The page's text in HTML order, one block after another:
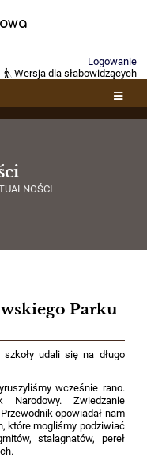
Logowanie
Wersja dla słabowidzących
Parku
udali się na długo
wcześnie rano.
Zwiedzanie
opowiadał nam
które mogliśmy podziwiać
stalagnatów, pereł